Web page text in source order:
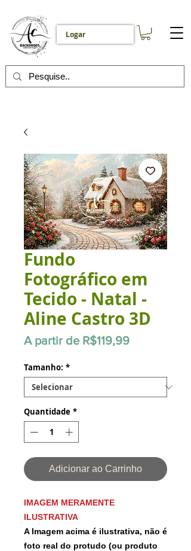
Logar
Fundo
Fotográfico em
Tecido - Natal -
Aline Castro 3D
A partir de R$119,99Preço
Tamanho: *
Quantidade *
Adicionar ao Carrinho
IMAGEM MERAMENTE
ILUSTRATIVA
A Imagem acima é ilustrativa, não é
foto real do protudo (ou produto